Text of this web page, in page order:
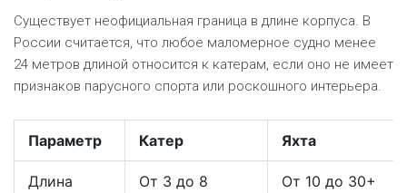
Существует неофициальная граница в длине корпуса. В
России считается, что любое маломерное судно менее
24 метров длиной относится к катерам, если оно не имеет
признаков парусного спорта или роскошного интерьера.
Параметр Катер Яхта
Длина
От 3 до 8
От 10 до 30+